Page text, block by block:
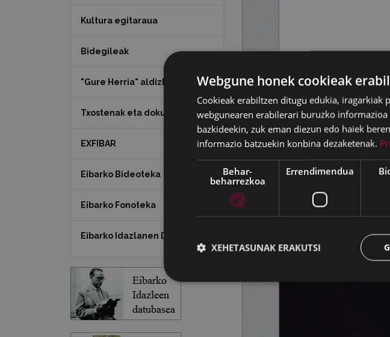
Kultura egitaraua
Bidegileak
"Gure Herria" aldizkaria
Txostenak eta dokumentuak
EXFIBAR
Eibarko Bideoteka
Eibarko Fonoteka
Eibarko Idazlanen Datu-basea
Webgune honek cookieak
Cookieak erabiltzen ditugu edukia, iragarkiak
webgunearen erabilerari buruzko
bazkideekin, zuk eman diezun edo haiek
informazio batzuekin konbina dezaketenak.
Behar-
beharrezkoa
Errendimendua
XEHETASUNAK ERAKUTSI